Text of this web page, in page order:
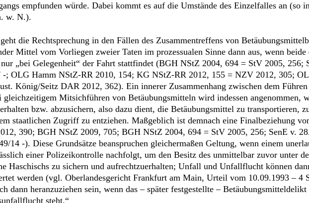
empfunden würde. Dabei kommt es auf die Umstände des Einzelfalles an (so
w. N.).
die Rechtsprechung in den Fällen des Zusammentreffens von
Mittel vom Vorliegen zweier Taten im prozessualen Sinne dann aus, wenn
„bei Gelegenheit“ der Fahrt stattfindet (BGH NStZ 2004, 694 = StV 2005,
-; OLG Hamm NStZ-RR 2010, 154; KG NStZ-RR 2012, 155 = NZV 2012, 305;
König/Seitz DAR 2012, 362). Ein innerer Zusammenhang zwischen dem
gleichzeitigem Mitsichführen von Betäubungsmitteln wird indessen angenommen,
bzw. abzusichern, also dazu dient, die Betäubungsmittel zu transportieren,
staatlichen Zugriff zu entziehen. Maßgeblich ist demnach eine Finalbeziehung
390; BGH NStZ 2009, 705; BGH NStZ 2004, 694 = StV 2005, 256; SenE v.
14 -). Diese Grundsätze beanspruchen gleichermaßen Geltung, wenn einem
einer Polizeikontrolle nachfolgt, um den Besitz des unmittelbar zuvor unter
Haschischs zu sichern und aufrechtzuerhalten; Unfall und Unfallflucht können
werden (vgl. Oberlandesgericht Frankfurt am Main, Urteil vom 10.09.1993 – 4
dann heranzuziehen sein, wenn das – später festgestellte –
steht.“